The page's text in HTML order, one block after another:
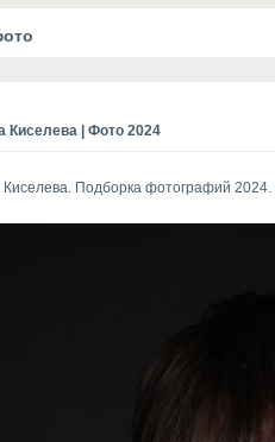
Киселева | Фото 2024
Киселева. Подборка фотографий 2024.